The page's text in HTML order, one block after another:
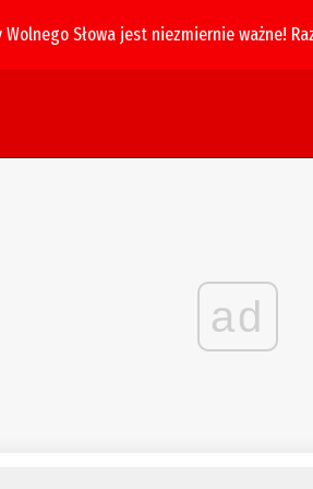
Słowa jest niezmiernie ważne!
ad